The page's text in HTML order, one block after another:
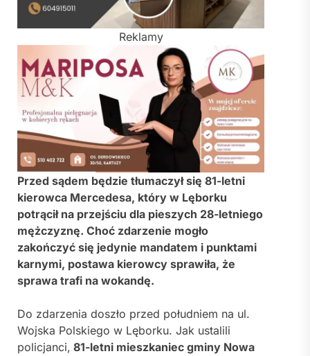
Reklamy
Przed sądem będzie tłumaczył się 81-letni
kierowca Mercedesa, który w Lęborku
potrącił na przejściu dla pieszych 28-letniego
mężczyznę. Choć zdarzenie mogło
zakończyć się jedynie mandatem i punktami
karnymi, postawa kierowcy sprawiła, że
sprawa trafi na wokandę.
Do zdarzenia doszło przed południem na ul.
Wojska Polskiego w Lęborku. Jak ustalili
policjanci, 81-letni mieszkaniec gminy Nowa